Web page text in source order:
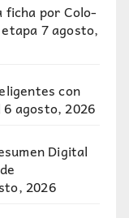
ficha por Colo-
7 agosto,
con
6 agosto, 2026
Digital
2026